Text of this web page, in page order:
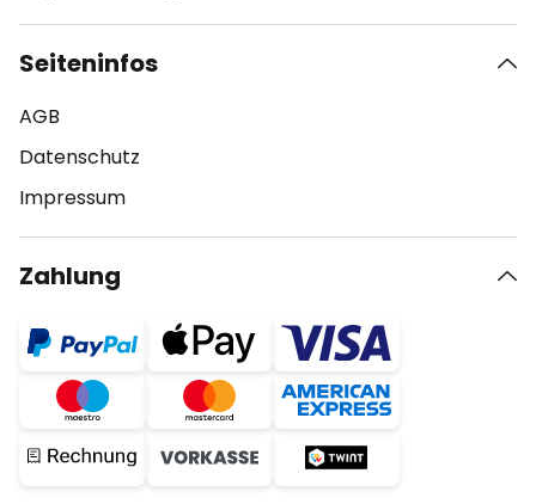
Seiteninfos
AGB
Datenschutz
Impressum
Zahlung